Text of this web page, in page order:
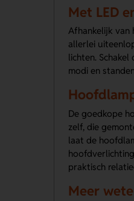
Met LED
Afhankelijk van
allerlei
lichten.
modi en
De goedkope
zelf, die
laat de
praktisch
Meer